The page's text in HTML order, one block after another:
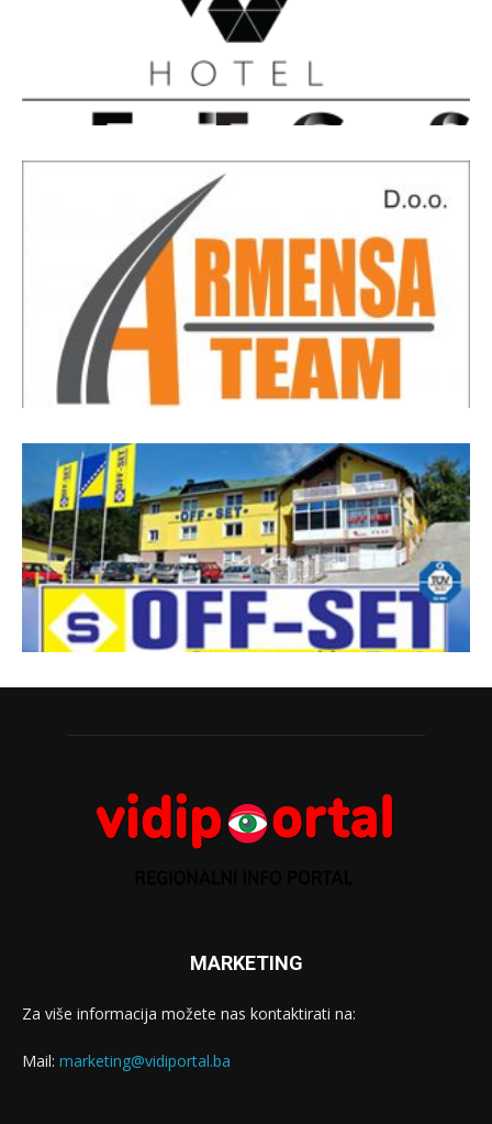
MARKETING
Za više informacija možete nas kontaktirati na:
Mail: marketing@vidiportal.ba